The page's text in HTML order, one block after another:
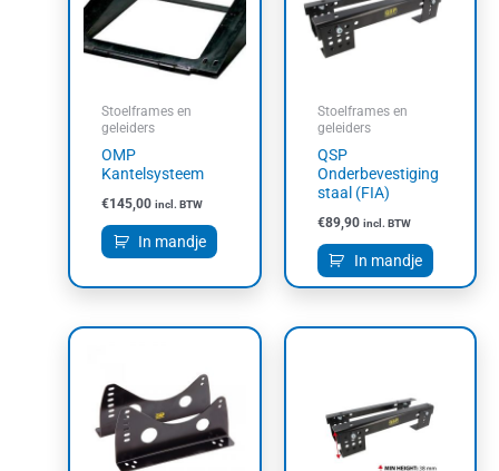
Stoelframes en
geleiders
OMP
Kantelsysteem
€145,00 incl. BTW
In mandje
Stoelframes en
geleiders
QSP
Onderbevestiging
staal (FIA)
€89,90 incl. BTW
In mandje